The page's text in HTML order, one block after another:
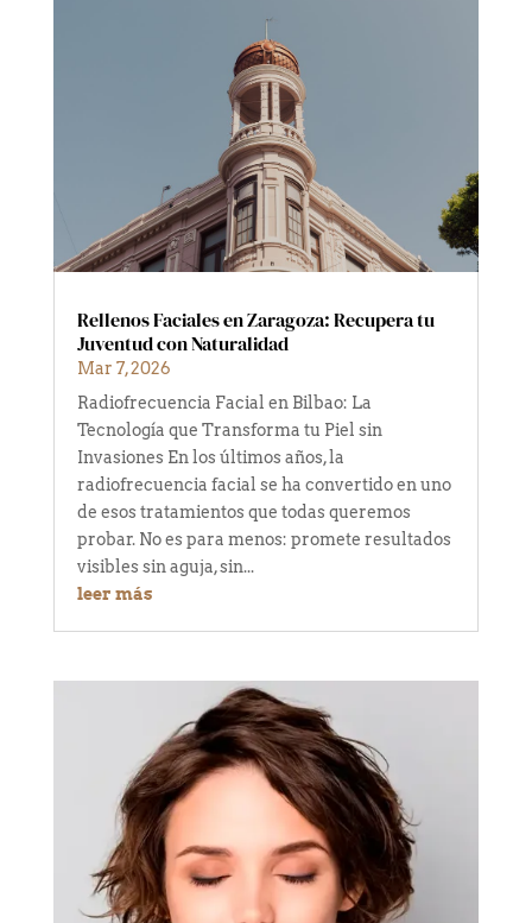
Rellenos Faciales en Zaragoza: Recupera tu
Juventud con Naturalidad
Mar 7, 2026
Radiofrecuencia Facial en Bilbao: La
Tecnología que Transforma tu Piel sin
Invasiones En los últimos años, la
radiofrecuencia facial se ha convertido en uno
de esos tratamientos que todas queremos
probar. No es para menos: promete resultados
visibles sin aguja, sin...
leer más